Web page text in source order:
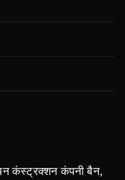
कंस्ट्रक्शन कंपनी बैन,